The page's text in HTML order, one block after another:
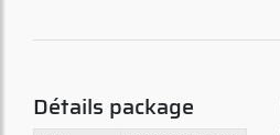
Détails package